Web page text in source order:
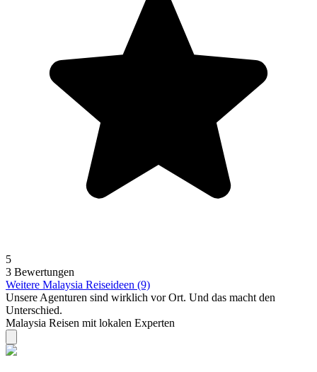
5
3 Bewertungen
Weitere Malaysia Reiseideen (9)
Unsere Agenturen sind wirklich vor Ort. Und das macht den
Unterschied.
Malaysia Reisen mit lokalen Experten